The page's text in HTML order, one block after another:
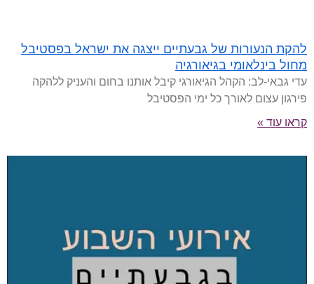
להקת הנעורות של גבעתיים ייצגה את ישראל בפסטיבל
מחול בינלאומי בגיאורגיה
עדי גבאי-לב: הקהל הגיאורגי קיבל אותנו בחום והעניק ללהקה
פירגון עצום לאורך כל ימי הפסטיבל
קראו עוד »